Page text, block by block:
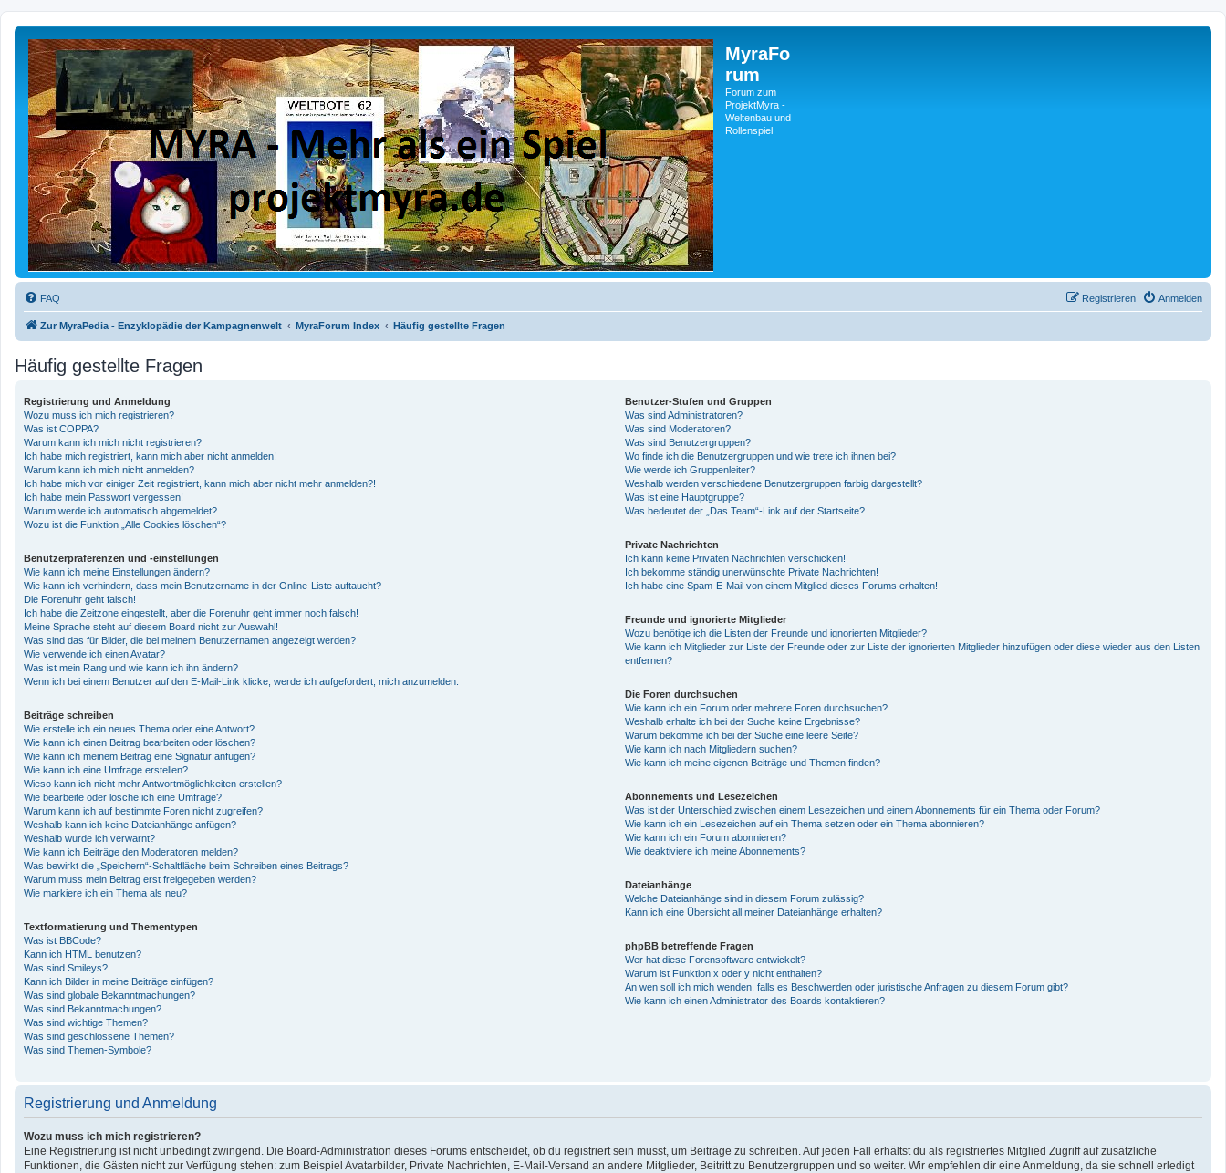
MyraFo
rum
Forum zum
ProjektMyra -
Weltenbau und
Rollenspiel
FAQ Anmelden
Registrieren
Zur MyraPedia - Enzyklopädie der Kampagnenwelt MyraForum Index Häufig gestellte Fragen
Häufig gestellte Fragen
Registrierung und Anmeldung
Wozu muss ich mich registrieren?
Was ist COPPA?
Warum kann ich mich nicht registrieren?
Ich habe mich registriert, kann mich aber nicht anmelden!
Warum kann ich mich nicht anmelden?
Ich habe mich vor einiger Zeit registriert, kann mich aber nicht mehr anmelden?!
Ich habe mein Passwort vergessen!
Warum werde ich automatisch abgemeldet?
Wozu ist die Funktion „Alle Cookies löschen“?
Benutzerpräferenzen und -einstellungen
Wie kann ich meine Einstellungen ändern?
Wie kann ich verhindern, dass mein Benutzername in der Online-Liste auftaucht?
Die Forenuhr geht falsch!
Ich habe die Zeitzone eingestellt, aber die Forenuhr geht immer noch falsch!
Meine Sprache steht auf diesem Board nicht zur Auswahl!
Was sind das für Bilder, die bei meinem Benutzernamen angezeigt werden?
Wie verwende ich einen Avatar?
Was ist mein Rang und wie kann ich ihn ändern?
Wenn ich bei einem Benutzer auf den E-Mail-Link klicke, werde ich aufgefordert, mich anzumelden.
Beiträge schreiben
Wie erstelle ich ein neues Thema oder eine Antwort?
Wie kann ich einen Beitrag bearbeiten oder löschen?
Wie kann ich meinem Beitrag eine Signatur anfügen?
Wie kann ich eine Umfrage erstellen?
Wieso kann ich nicht mehr Antwortmöglichkeiten erstellen?
Wie bearbeite oder lösche ich eine Umfrage?
Warum kann ich auf bestimmte Foren nicht zugreifen?
Weshalb kann ich keine Dateianhänge anfügen?
Weshalb wurde ich verwarnt?
Wie kann ich Beiträge den Moderatoren melden?
Was bewirkt die „Speichern“-Schaltfläche beim Schreiben eines Beitrags?
Warum muss mein Beitrag erst freigegeben werden?
Wie markiere ich ein Thema als neu?
Textformatierung und Thementypen
Was ist BBCode?
Kann ich HTML benutzen?
Was sind Smileys?
Kann ich Bilder in meine Beiträge einfügen?
Was sind globale Bekanntmachungen?
Was sind Bekanntmachungen?
Was sind wichtige Themen?
Was sind geschlossene Themen?
Was sind Themen-Symbole?
Benutzer-Stufen und Gruppen
Was sind Administratoren?
Was sind Moderatoren?
Was sind Benutzergruppen?
Wo finde ich die Benutzergruppen und wie trete ich ihnen bei?
Wie werde ich Gruppenleiter?
Weshalb werden verschiedene Benutzergruppen farbig dargestellt?
Was ist eine Hauptgruppe?
Was bedeutet der „Das Team“-Link auf der Startseite?
Private Nachrichten
Ich kann keine Privaten Nachrichten verschicken!
Ich bekomme ständig unerwünschte Private Nachrichten!
Ich habe eine Spam-E-Mail von einem Mitglied dieses Forums erhalten!
Freunde und ignorierte Mitglieder
Wozu benötige ich die Listen der Freunde und ignorierten Mitglieder?
Wie kann ich Mitglieder zur Liste der Freunde oder zur Liste der ignorierten Mitglieder hinzufügen oder diese wieder aus den Listen
entfernen?
Die Foren durchsuchen
Wie kann ich ein Forum oder mehrere Foren durchsuchen?
Weshalb erhalte ich bei der Suche keine Ergebnisse?
Warum bekomme ich bei der Suche eine leere Seite?
Wie kann ich nach Mitgliedern suchen?
Wie kann ich meine eigenen Beiträge und Themen finden?
Abonnements und Lesezeichen
Was ist der Unterschied zwischen einem Lesezeichen und einem Abonnements für ein Thema oder Forum?
Wie kann ich ein Lesezeichen auf ein Thema setzen oder ein Thema abonnieren?
Wie kann ich ein Forum abonnieren?
Wie deaktiviere ich meine Abonnements?
Dateianhänge
Welche Dateianhänge sind in diesem Forum zulässig?
Kann ich eine Übersicht all meiner Dateianhänge erhalten?
phpBB betreffende Fragen
Wer hat diese Forensoftware entwickelt?
Warum ist Funktion x oder y nicht enthalten?
An wen soll ich mich wenden, falls es Beschwerden oder juristische Anfragen zu diesem Forum gibt?
Wie kann ich einen Administrator des Boards kontaktieren?
Registrierung und Anmeldung
Wozu muss ich mich registrieren?
Eine Registrierung ist nicht unbedingt zwingend. Die Board-Administration dieses Forums entscheidet, ob du registriert sein musst, um Beiträge zu schreiben. Auf jeden Fall erhältst du als registriertes Mitglied Zugriff auf zusätzliche
Funktionen, die Gästen nicht zur Verfügung stehen: zum Beispiel Avatarbilder, Private Nachrichten, E-Mail-Versand an andere Mitglieder, Beitritt zu Benutzergruppen und so weiter. Wir empfehlen dir eine Anmeldung, da sie schnell erledigt